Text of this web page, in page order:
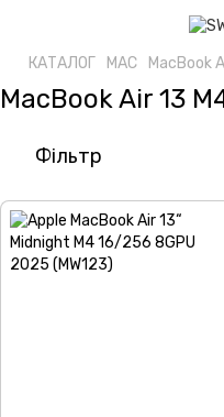
КАТАЛОГ MAC MacBook
MacBook Air 13
Фільтр